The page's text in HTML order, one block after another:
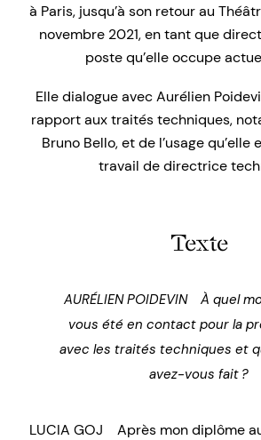
à Paris, jusqu’à son retour au
novembre 2021, en tant que
poste qu’elle occupe
Elle dialogue avec Aurélien
rapport aux traités techniques,
Bruno Bello, et de l’usage qu’elle
travail de directrice
Texte
AURÉLIEN POIDEVIN À quel
vous été en contact pour la
avec les traités techniques et
avez-vous fait ?
LUCIA GOJ Après mon diplôme